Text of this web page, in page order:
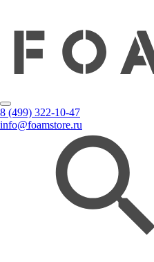
8 (499) 322-10-47
info@foamstore.ru